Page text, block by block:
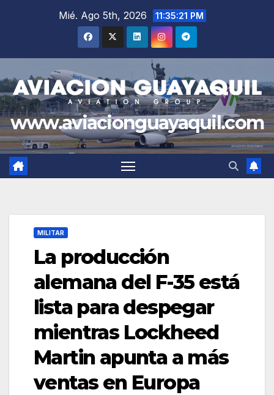
Mié. Ago 5th, 2026 11:35:22 PM
www.aviacionguayaquil.com
MILITAR
La producción
alemana del F-35 está
lista para despegar
mientras Lockheed
Martin apunta a más
ventas en Europa